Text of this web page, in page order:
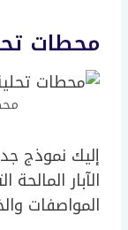
محطات
إليك نموذج
الآبار
المواصفات